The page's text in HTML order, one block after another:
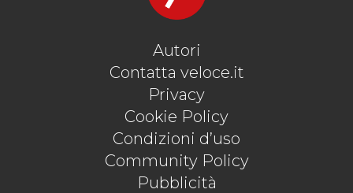
Autori
Contatta veloce.it
Privacy
Cookie Policy
Condizioni d’uso
Community Policy
Pubblicità